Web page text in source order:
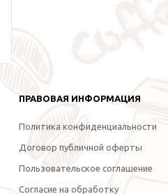
ПРАВОВАЯ ИНФОРМАЦИЯ
Политика конфиденциальности
Договор публичной оферты
Пользовательское соглашение
Согласие на обработку